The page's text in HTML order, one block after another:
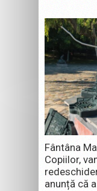
Fântâna
Copiilor,
anunță că